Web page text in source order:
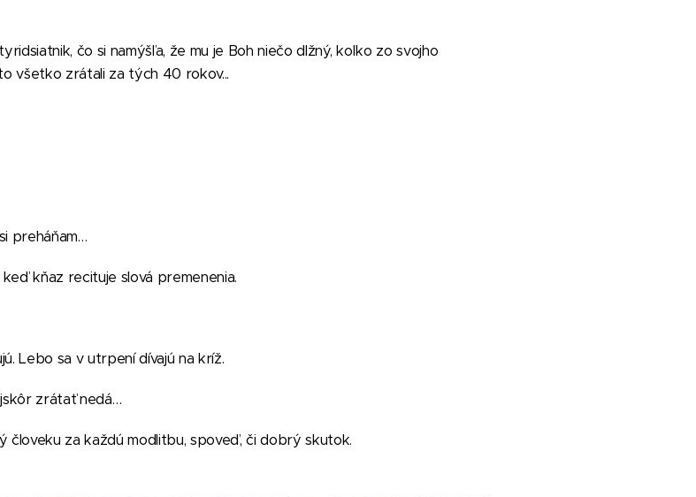
čo si namýšľa, že mu je Boh niečo dlžný, koľko zo svojho
všetko zrátali za tých 40 rokov...
preháňam…
kňaz recituje slová premenenia.
Lebo sa v utrpení dívajú na kríž.
zrátať nedá…
človeku za každú modlitbu, spoveď, či dobrý skutok.